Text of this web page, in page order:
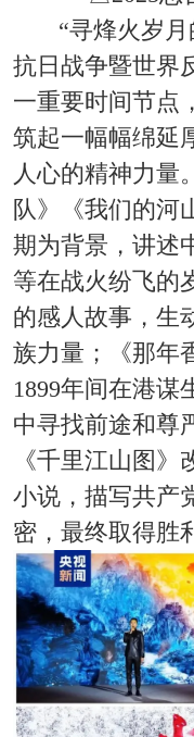
“寻烽火岁月
抗日战争暨世界
一重要时间节点
筑起一幅幅绵延
人心的精神力量
队》《我们的河
期为背景，讲述
等在战火纷飞的
的感人故事，生
族力量；《那年
1899年间在港谋
中寻找前途和尊
《千里江山图
小说，描写共产
密，最终取得胜